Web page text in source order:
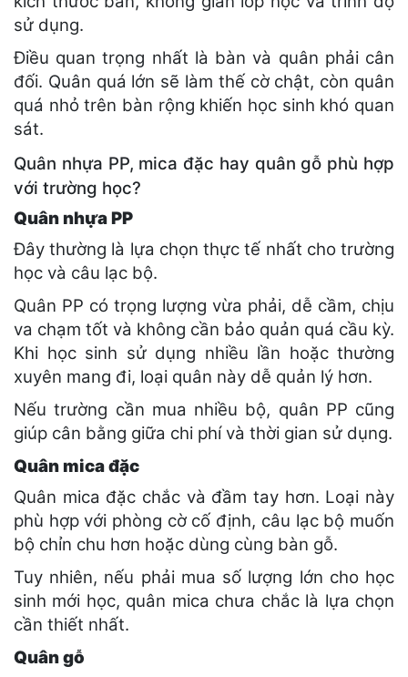
sử dụng.
Điều quan trọng nhất là bàn và quân phải cân
đối. Quân quá lớn sẽ làm thế cờ chật, còn quân
quá nhỏ trên bàn rộng khiến học sinh khó quan
sát.
Quân nhựa PP, mica đặc hay quân gỗ phù hợp
với trường học?
Quân nhựa PP
Đây thường là lựa chọn thực tế nhất cho trường
học và câu lạc bộ.
Quân PP có trọng lượng vừa phải, dễ cầm, chịu
va chạm tốt và không cần bảo quản quá cầu kỳ.
Khi học sinh sử dụng nhiều lần hoặc thường
xuyên mang đi, loại quân này dễ quản lý hơn.
Nếu trường cần mua nhiều bộ, quân PP cũng
giúp cân bằng giữa chi phí và thời gian sử dụng.
Quân mica đặc
Quân mica đặc chắc và đầm tay hơn. Loại này
phù hợp với phòng cờ cố định, câu lạc bộ muốn
bộ chỉn chu hơn hoặc dùng cùng bàn gỗ.
Tuy nhiên, nếu phải mua số lượng lớn cho học
sinh mới học, quân mica chưa chắc là lựa chọn
cần thiết nhất.
Quân gỗ